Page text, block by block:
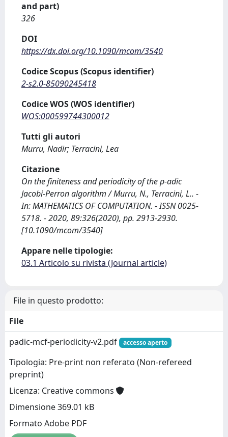
and part)
326
DOI
https://dx.doi.org/10.1090/mcom/3540
Codice Scopus (Scopus identifier)
2-s2.0-85090245418
Codice WOS (WOS identifier)
WOS:000599744300012
Tutti gli autori
Murru, Nadir; Terracini, Lea
Citazione
On the finiteness and periodicity of the p-adic
Jacobi-Perron algorithm / Murru, N., Terracini, L.. -
In: MATHEMATICS OF COMPUTATION. - ISSN 0025-
5718. - 2020, 89:326(2020), pp. 2913-2930.
[10.1090/mcom/3540]
Appare nelle tipologie:
03.1 Articolo su rivista (Journal article)
File in questo prodotto:
File
padic-mcf-periodicity-v2.pdf
accesso aperto
Tipologia: Pre-print non referato (Non-refereed
preprint)
Licenza: Creative commons
Dimensione 369.01 kB
Formato Adobe PDF